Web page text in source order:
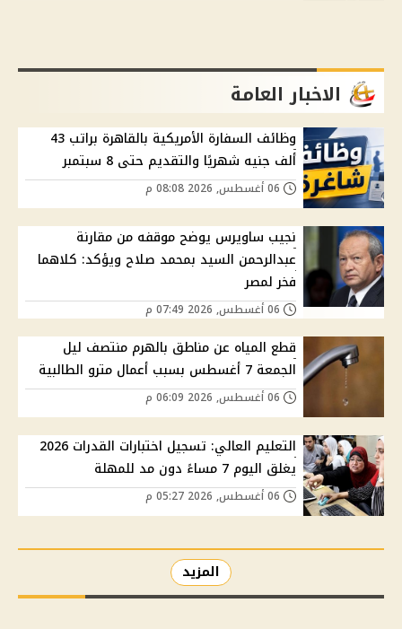
الاخبار العامة
وظائف السفارة الأمريكية بالقاهرة براتب 43
ألف جنيه شهريًا والتقديم حتى 8 سبتمبر
نجيب ساويرس يوضح موقفه من مقارنة
عبدالرحمن السيد بمحمد صلاح ويؤكد: كلاهما
فخر لمصر
قطع المياه عن مناطق بالهرم منتصف ليل
الجمعة 7 أغسطس بسبب أعمال مترو الطالبية
التعليم العالي: تسجيل اختبارات القدرات 2026
يغلق اليوم 7 مساءً دون مد للمهلة
المزيد